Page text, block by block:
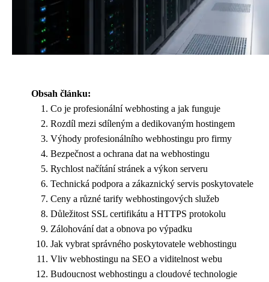
Obsah článku:
Co je profesionální webhosting a jak funguje
Rozdíl mezi sdíleným a dedikovaným hostingem
Výhody profesionálního webhostingu pro firmy
Bezpečnost a ochrana dat na webhostingu
Rychlost načítání stránek a výkon serveru
Technická podpora a zákaznický servis poskytovatele
Ceny a různé tarify webhostingových služeb
Důležitost SSL certifikátu a HTTPS protokolu
Zálohování dat a obnova po výpadku
Jak vybrat správného poskytovatele webhostingu
Vliv webhostingu na SEO a viditelnost webu
Budoucnost webhostingu a cloudové technologie